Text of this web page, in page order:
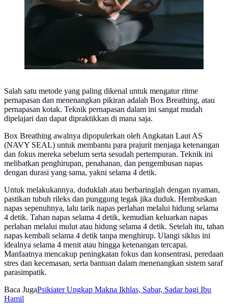
Salah satu metode yang paling dikenal untuk mengatur ritme
pernapasan dan menenangkan pikiran adalah Box Breathing, atau
pernapasan kotak. Teknik pernapasan dalam ini sangat mudah
dipelajari dan dapat dipraktikkan di mana saja.
Box Breathing awalnya dipopulerkan oleh Angkatan Laut AS
(NAVY SEAL) untuk membantu para prajurit menjaga ketenangan
dan fokus mereka sebelum serta sesudah pertempuran. Teknik ini
melibatkan penghirupan, penahanan, dan pengembusan napas
dengan durasi yang sama, yakni selama 4 detik.
Untuk melakukannya, duduklah atau berbaringlah dengan nyaman,
pastikan tubuh rileks dan punggung tegak jika duduk. Hembuskan
napas sepenuhnya, lalu tarik napas perlahan melalui hidung selama
4 detik. Tahan napas selama 4 detik, kemudian keluarkan napas
perlahan melalui mulut atau hidung selama 4 detik. Setelah itu, tahan
napas kembali selama 4 detik tanpa menghirup. Ulangi siklus ini
idealnya selama 4 menit atau hingga ketenangan tercapai.
Manfaatnya mencakup peningkatan fokus dan konsentrasi, peredaan
stres dan kecemasan, serta bantuan dalam menenangkan sistem saraf
parasimpatik.
Baca JugaPsikiater Ungkap Makna Ikhlas, Sabar, Sadar bagi Ibu
Hamil